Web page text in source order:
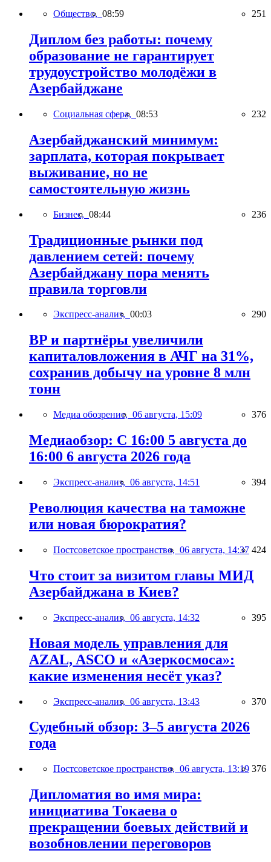
Общество, 08:59 251
Диплом без работы: почему
образование не гарантирует
трудоустройство молодёжи в
Азербайджане
Социальная сфера, 08:53 232
Азербайджанский минимум:
зарплата, которая покрывает
выживание, но не
самостоятельную жизнь
Бизнес, 08:44 236
Традиционные рынки под
давлением сетей: почему
Азербайджану пора менять
правила торговли
Экспресс-анализ, 00:03 290
BP и партнёры увеличили
капиталовложения в АЧГ на 31%,
сохранив добычу на уровне 8 млн
тонн
Медиа обозрение, 06 августа, 15:09 376
Медиаобзор: С 16:00 5 августа до
16:00 6 августа 2026 года
Экспресс-анализ, 06 августа, 14:51 394
Революция качества на таможне
или новая бюрократия?
Постсоветское пространство, 06 августа, 14:37 424
Что стоит за визитом главы МИД
Азербайджана в Киев?
Экспресс-анализ, 06 августа, 14:32 395
Новая модель управления для
AZAL, ASCO и «Азеркосмоса»:
какие изменения несёт указ?
Экспресс-анализ, 06 августа, 13:43 370
Судебный обзор: 3–5 августа 2026
года
Постсоветское пространство, 06 августа, 13:19 376
Дипломатия во имя мира:
инициатива Токаева о
прекращении боевых действий и
возобновлении переговоров